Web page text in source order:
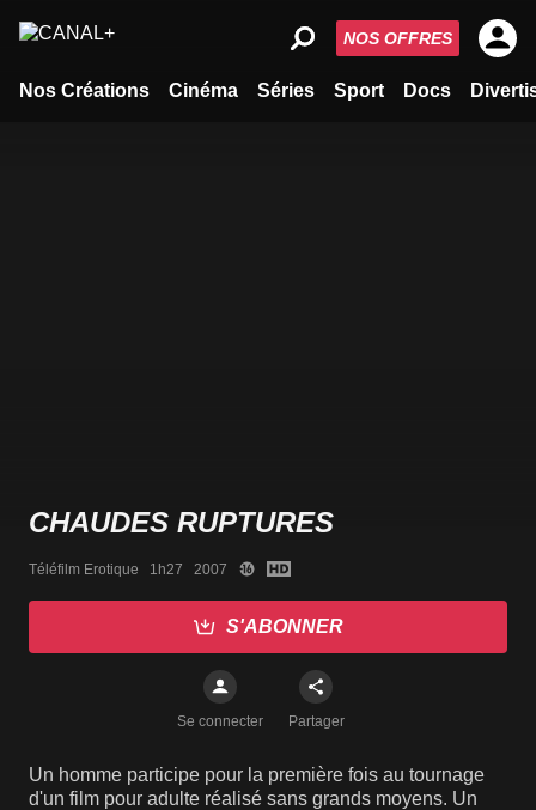
Nos Créations Cinéma Séries Sport Docs
NOS OFFRES
CHAUDES RUPTURES
Téléfilm Erotique   1h27   2007
S'ABONNER
Se connecter Partager
Un homme participe pour la première fois au tournage
d'un film pour adulte réalisé sans grands moyens. Un